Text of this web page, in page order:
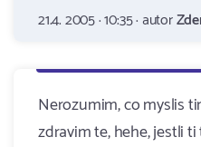
21.4. 2005 · 10:35 · autor
Nerozumim, co myslis
zdravim te, hehe, jestli ti